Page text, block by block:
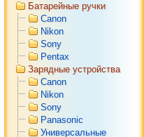
Батарейные ручки
Canon
Nikon
Sony
Pentax
Зарядные устройства
Canon
Nikon
Sony
Panasonic
Универсальные